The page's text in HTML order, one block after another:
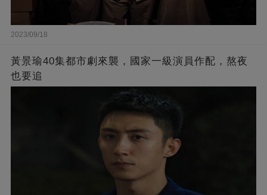
2023/09/18
黃景瑜40集都市劇來襲，國家一級演員作配，熬夜
也要追